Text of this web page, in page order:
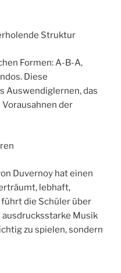
Struktur
Formen: A-B-A,
Diese
Auswendiglernen, das
der
Duvernoy hat einen
lebhaft,
die Schüler über
ausdrucksstarke Musik
zu spielen, sondern